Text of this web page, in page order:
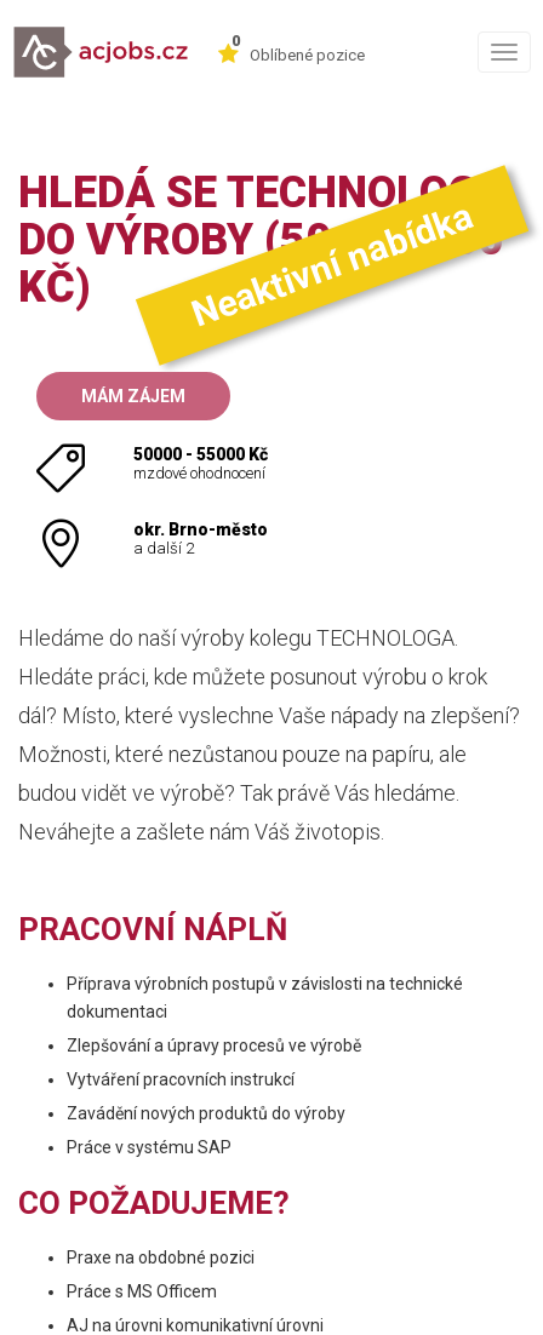
0
Oblíbené pozice
HLEDÁ SE TECHNOLOG
DO VÝROBY (50.-55.000
KČ)
Neaktivní nabídka
MÁM ZÁJEM
50000 - 55000 Kč
mzdové ohodnocení
okr. Brno-město
a další 2
Hledáme do naší výroby kolegu TECHNOLOGA.
Hledáte práci, kde můžete posunout výrobu o krok
dál? Místo, které vyslechne Vaše nápady na zlepšení?
Možnosti, které nezůstanou pouze na papíru, ale
budou vidět ve výrobě? Tak právě Vás hledáme.
Neváhejte a zašlete nám Váš životopis.
PRACOVNÍ NÁPLŇ
Příprava výrobních postupů v závislosti na technické
dokumentaci
Zlepšování a úpravy procesů ve výrobě
Vytváření pracovních instrukcí
Zavádění nových produktů do výroby
Práce v systému SAP
CO POŽADUJEME?
Praxe na obdobné pozici
Práce s MS Officem
AJ na úrovni komunikativní úrovni